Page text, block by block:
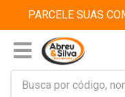
PARCELE SUAS